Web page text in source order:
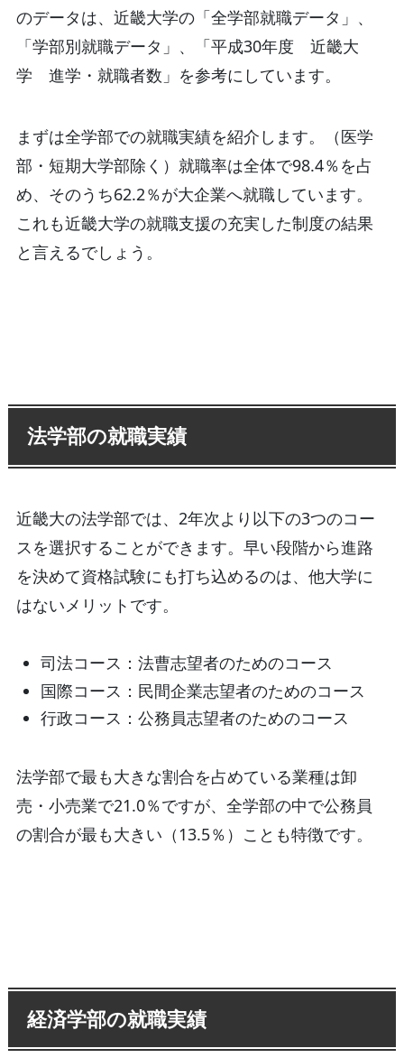
のデータは、近畿大学の「全学部就職データ」、
「学部別就職データ」、「平成30年度 近畿大
学 進学・就職者数」を参考にしています。
まずは全学部での就職実績を紹介します。（医学
部・短期大学部除く）就職率は全体で98.4％を占
め、そのうち62.2％が大企業へ就職しています。
これも近畿大学の就職支援の充実した制度の結果
と言えるでしょう。
法学部の就職実績
近畿大の法学部では、2年次より以下の3つのコー
スを選択することができます。早い段階から進路
を決めて資格試験にも打ち込めるのは、他大学に
はないメリットです。
司法コース：法曹志望者のためのコース
国際コース：民間企業志望者のためのコース
行政コース：公務員志望者のためのコース
法学部で最も大きな割合を占めている業種は卸
売・小売業で21.0％ですが、全学部の中で公務員
の割合が最も大きい（13.5％）ことも特徴です。
経済学部の就職実績